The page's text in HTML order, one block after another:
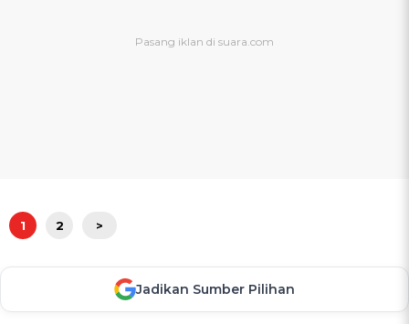
1 2 >
Jadikan Sumber Pilihan